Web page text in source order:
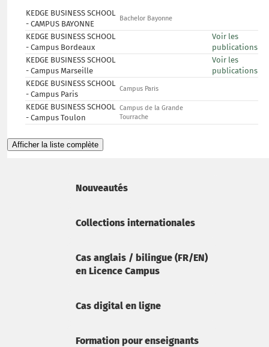
KEDGE BUSINESS SCHOOL
- CAMPUS BAYONNE
Bachelor Bayonne
KEDGE BUSINESS SCHOOL
- Campus Bordeaux
Voir les
publications
KEDGE BUSINESS SCHOOL
- Campus Marseille
Voir les
publications
KEDGE BUSINESS SCHOOL
- Campus Paris
Campus Paris
KEDGE BUSINESS SCHOOL
- Campus Toulon
Campus de la Grande
Tourrache
Afficher la liste complète
Nouveautés
Collections internationales
Cas anglais / bilingue (FR/EN)
en Licence Campus
Cas digital en ligne
Formation pour enseignants